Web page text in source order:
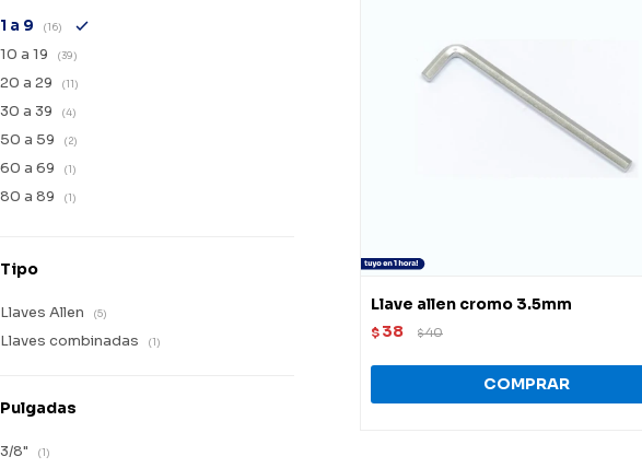
Llave allen cromo 3.5mm
$ 38 $40
1 a 9 (16)
10 a 19 (39)
20 a 29 (11)
30 a 39 (4)
50 a 59 (2)
60 a 69 (1)
80 a 89 (1)
Tipo
Llaves Allen (5)
Llaves combinadas (1)
Pulgadas
3/8" (1)